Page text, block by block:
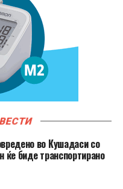
во Кушадаси со
ќе биде транспортирано